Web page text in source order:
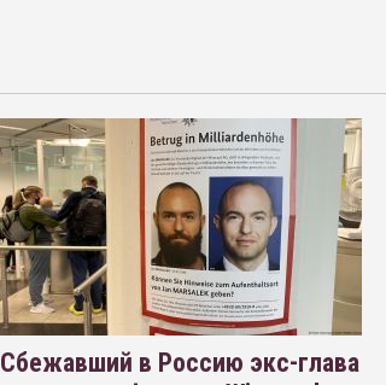
Сбежавший в Россию экс-глава